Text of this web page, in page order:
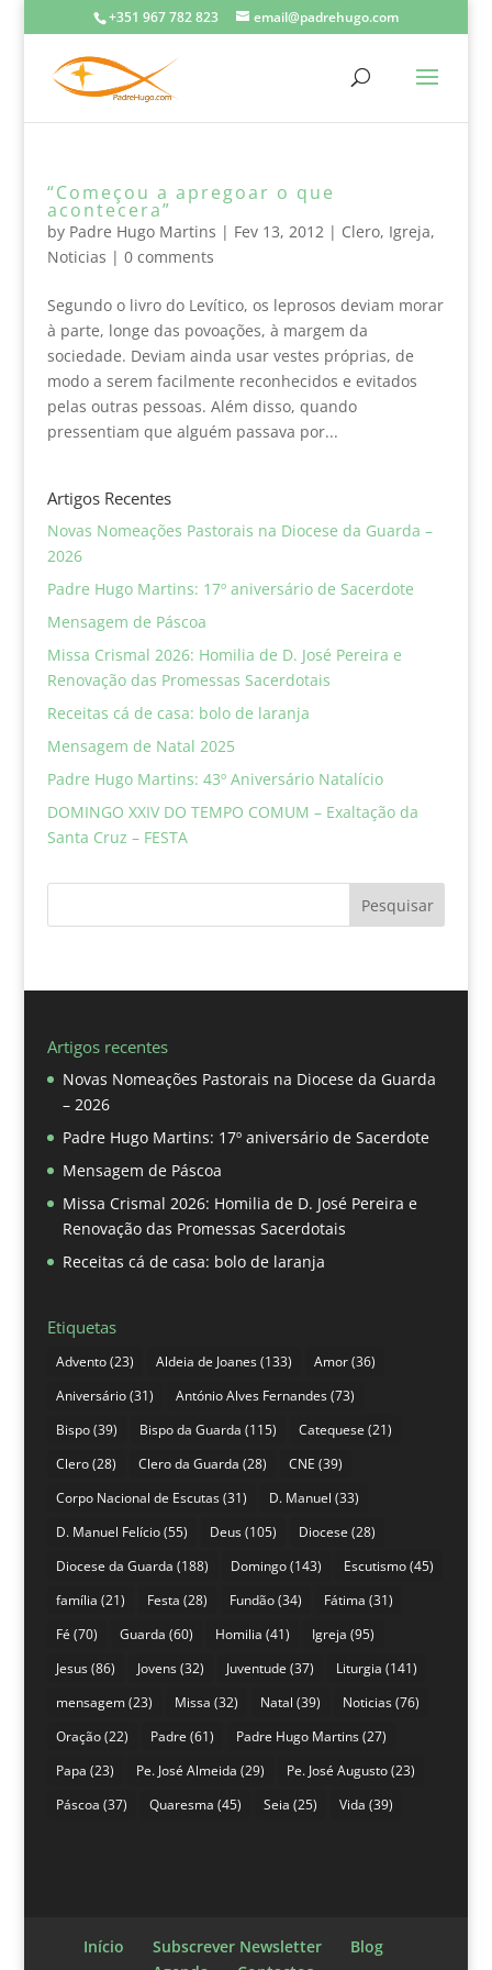
+351 967 782 823 email@padrehugo.com
“Começou a apregoar o que
acontecera”
by Padre Hugo Martins | Fev 13, 2012| Clero, Igreja,
Noticias | 0 comments
Segundo o livro do Levítico, os leprosos deviam morar
à parte, longe das povoações, à margem da
sociedade. Deviam ainda usar vestes próprias, de
modo a serem facilmente reconhecidos e evitados
pelas outras pessoas. Além disso, quando
pressentiam que alguém passava por...
Artigos Recentes
Novas Nomeações Pastorais na Diocese da Guarda –
2026
Padre Hugo Martins: 17º aniversário de Sacerdote
Mensagem de Páscoa
Missa Crismal 2026: Homilia de D. José Pereira e
Renovação das Promessas Sacerdotais
Receitas cá de casa: bolo de laranja
Mensagem de Natal 2025
Padre Hugo Martins: 43º Aniversário Natalício
DOMINGO XXIV DO TEMPO COMUM – Exaltação da
Santa Cruz – FESTA
Pesquisar
Artigos recentes
Novas Nomeações Pastorais na Diocese da Guarda
– 2026
Padre Hugo Martins: 17º aniversário de Sacerdote
Mensagem de Páscoa
Missa Crismal 2026: Homilia de D. José Pereira e
Renovação das Promessas Sacerdotais
Receitas cá de casa: bolo de laranja
Etiquetas
Advento(23) Aldeia de Joanes(133) Amor(36)
Aniversário(31) António Alves Fernandes(73)
Bispo(39) Bispo da Guarda (115) Catequese (21)
Clero(28) Clero da Guarda (28) CNE (39)
Corpo Nacional de Escutas(31) D. Manuel (33)
D. Manuel Felício(55) Deus(105) Diocese (28)
Diocese da Guarda (188) Domingo(143) Escutismo(45)
família (21) Festa (28) Fundão(34) Fátima (31)
Fé (70) Guarda (60) Homilia (41) Igreja (95)
Jesus(86) Jovens(32) Juventude (37) Liturgia (141)
mensagem(23) Missa (32) Natal (39) Noticias(76)
Oração(22) Padre (61) Padre Hugo Martins(27)
Papa (23) Pe. José Almeida (29) Pe. José Augusto(23)
Páscoa (37) Quaresma (45) Seia (25) Vida (39)
Início Subscrever Newsletter
Blog